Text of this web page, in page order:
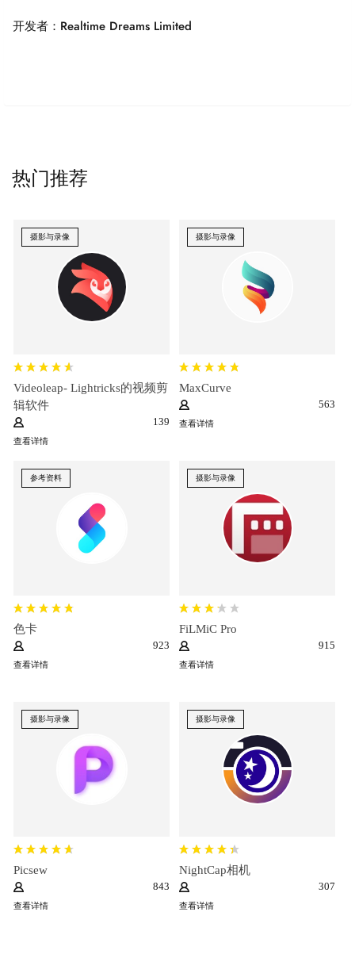
开发者：Realtime Dreams Limited
热门推荐
摄影与录像
Videoleap- Lightricks的视频剪
辑软件
139
查看详情
摄影与录像
MaxCurve
563
查看详情
参考资料
色卡
923
查看详情
摄影与录像
FiLMiC Pro
915
查看详情
摄影与录像
Picsew
843
查看详情
摄影与录像
NightCap相机
307
查看详情